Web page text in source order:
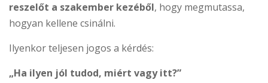
reszelőt a szakember kezéből, hogy megmutassa,
hogyan kellene csinálni.
Ilyenkor teljesen jogos a kérdés:
„Ha ilyen jól tudod, miért vagy itt?”